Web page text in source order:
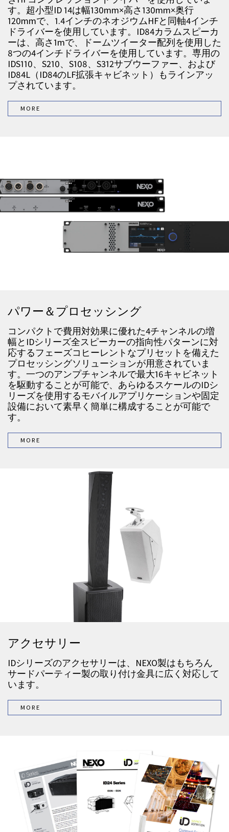
す。超小型ID 14は幅130mm×高さ130mm×奥行
120mmで、1.4インチのネオジウムHFと同軸4インチ
ドライバーを使用しています。ID84カラムスピーカ
ーは、高さ1mで、ドームツイーター配列を使用した
8つの4インチドライバーを使用しています。専用の
IDS110、S210、S108、S312サブウーファー、および
ID84L（ID84のLF拡張キャビネット）もラインアッ
プされています。
MORE
パワー＆プロセッシング
コンパクトで費用対効果に優れた4チャンネルの増
幅とIDシリーズ全スピーカーの指向性パターンに対
応するフェーズコヒーレントなプリセットを備えた
プロセッシングソリューションが用意されていま
す。一つのアンプチャンネルで最大16キャビネット
を駆動することが可能で、あらゆるスケールのIDシ
リーズを使用するモバイルアプリケーションや固定
設備において素早く簡単に構成することが可能で
す。
MORE
アクセサリー
IDシリーズのアクセサリーは、NEXO製はもちろん
サードパーティー製の取り付け金具に広く対応して
います。
MORE